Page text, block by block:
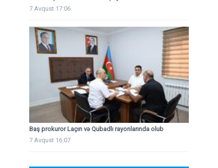
7 Avqust 17:06
Baş prokuror Laçın və Qubadlı rayonlarında olub
7 Avqust 16:07